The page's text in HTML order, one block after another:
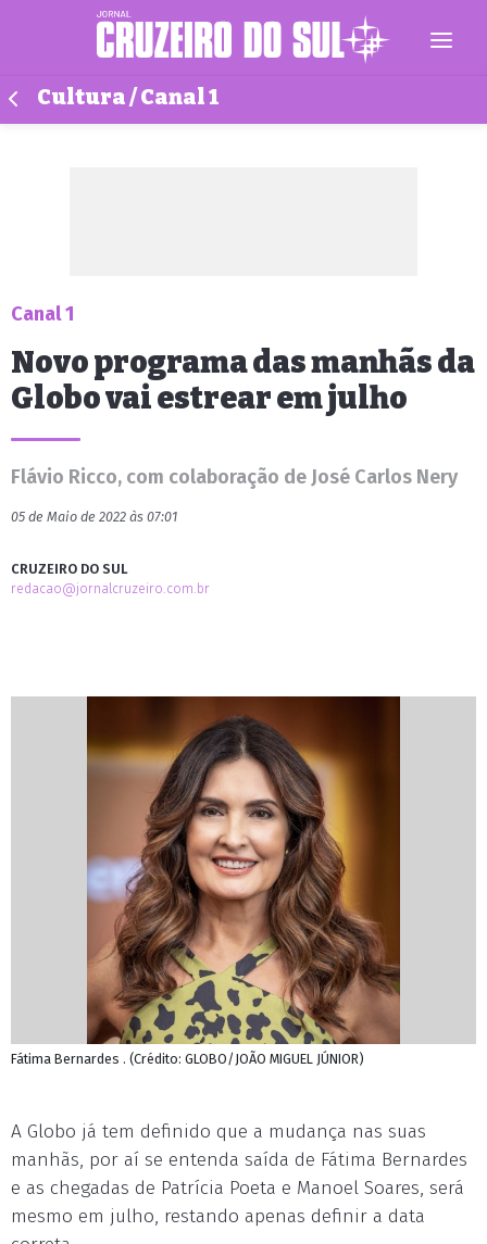
Cultura / Canal 1
Canal 1
Novo programa das manhãs da
Globo vai estrear em julho
Flávio Ricco, com colaboração de José Carlos Nery
05 de Maio de 2022 às 07:01
CRUZEIRO DO SUL
redacao@jornalcruzeiro.com.br
Fátima Bernardes . (Crédito: GLOBO/JOÃO MIGUEL JÚNIOR)
A Globo já tem definido que a mudança nas suas
manhãs, por aí se entenda saída de Fátima Bernardes
e as chegadas de Patrícia Poeta e Manoel Soares, será
mesmo em julho, restando apenas definir a data